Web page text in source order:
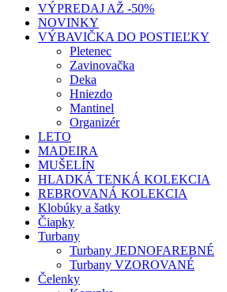
VÝPREDAJ AŽ -50%
NOVINKY
VÝBAVIČKA DO POSTIEĽKY
Pletenec
Zavinovačka
Deka
Hniezdo
Mantinel
Organizér
LETO
MADEIRA
MUŠELÍN
HLADKÁ TENKÁ KOLEKCIA
REBROVANÁ KOLEKCIA
Klobúky a šatky
Čiapky
Turbany
Turbany JEDNOFAREBNÉ
Turbany VZOROVANÉ
Čelenky